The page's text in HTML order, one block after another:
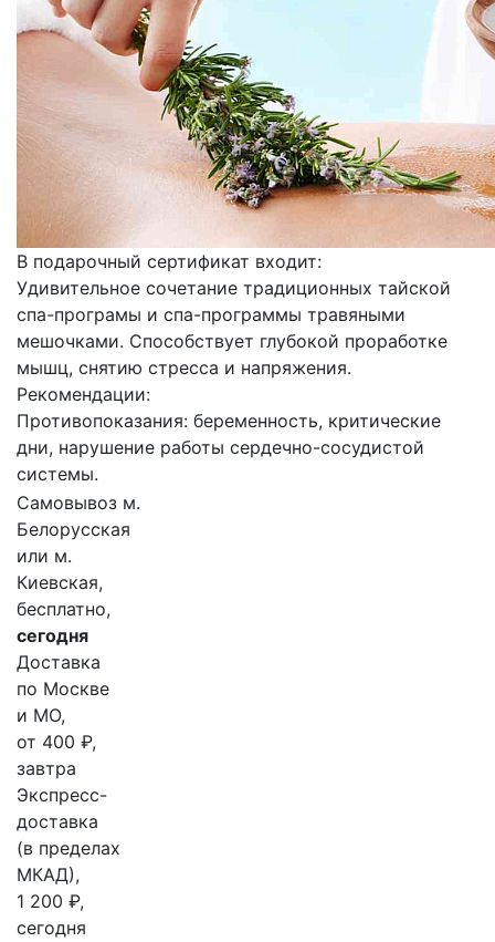
В подарочный сертификат входит:
Удивительное сочетание традиционных тайской
спа-програмы и спа-программы травяными
мешочками. Способствует глубокой проработке
мышц, снятию стресса и напряжения.
Рекомендации:
Противопоказания: беременность, критические
дни, нарушение работы сердечно-сосудистой
системы.
Самовывоз м.
Белорусская
или м.
Киевская,
бесплатно,
сегодня
Доставка
по Москве
и МО,
от 400 ₽,
завтра
Экспресс-
доставка
(в пределах
МКАД),
1 200 ₽,
сегодня